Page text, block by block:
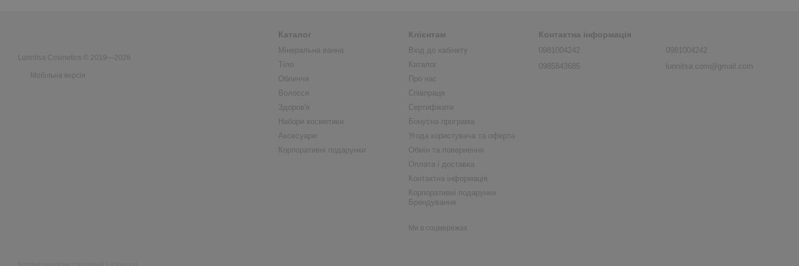
Lunnitsa Cosmetics © 2019—2026
Мобільна версія
Каталог
Мінеральна ванна
Тіло
Обличчя
Волосся
Здоров'я
Набори косметики
Аксесуари
Корпоративні подарунки
Клієнтам
Вхід до кабінету
Каталог
Про нас
Співпраця
Сертифікати
Бонусна програма
Угода користувача та оферта
Обмін та повернення
Оплата і доставка
Контактна інформація
Корпоративні подарунки
Брендування
Ми в соцмережах
Контактна інформація
0981004242
0985843685
0981004242
lunnitsa.com@gmail.com